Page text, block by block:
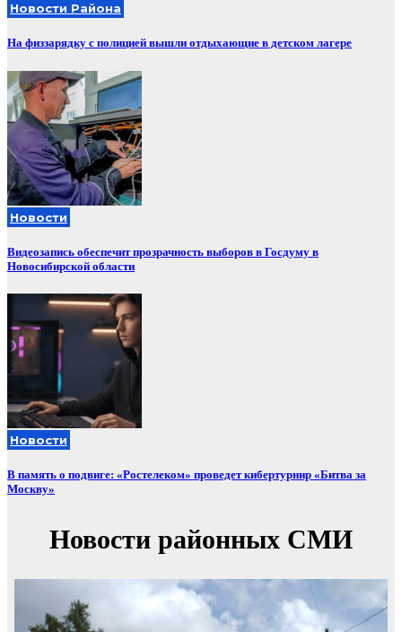
Новости Района
На физзарядку с полицией вышли отдыхающие в детском лагере
Новости
Видеозапись обеспечит прозрачность выборов в Госдуму в
Новосибирской области
Новости
В память о подвиге: «Ростелеком» проведет кибертурнир «Битва за
Москву»